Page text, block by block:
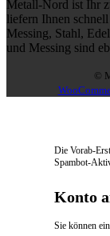
Metall-Nord ist Ihr
liefern Ihnen
Messing, Stahl,
und Messing sind
©
Die Vorab-
Spambot-
Konto
Sie können